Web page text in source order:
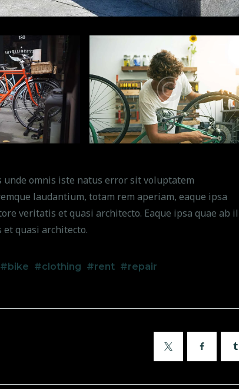
unde omnis iste natus error sit voluptatem
laudantium, totam rem aperiam, eaque ipsa
veritatis et quasi architecto. Eaque ipsa quae ab
quasi architecto.
bike clothing rent repair
X Facebook